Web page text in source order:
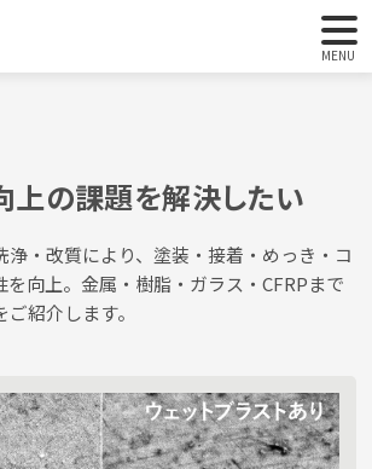
MENU
上の課題を解決したい
浄・改質により、塗装・接着・めっき・コ
を向上。金属・樹脂・ガラス・CFRPまで
紹介します。